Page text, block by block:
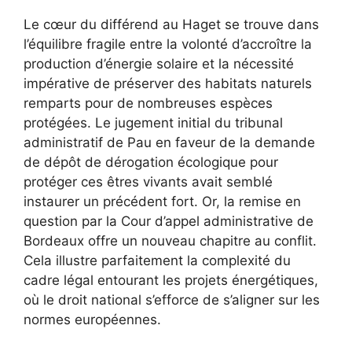
Le cœur du différend au Haget se trouve dans
l’équilibre fragile entre la volonté d’accroître la
production d’énergie solaire et la nécessité
impérative de préserver des habitats naturels
remparts pour de nombreuses espèces
protégées. Le jugement initial du tribunal
administratif de Pau en faveur de la demande
de dépôt de dérogation écologique pour
protéger ces êtres vivants avait semblé
instaurer un précédent fort. Or, la remise en
question par la Cour d’appel administrative de
Bordeaux offre un nouveau chapitre au conflit.
Cela illustre parfaitement la complexité du
cadre légal entourant les projets énergétiques,
où le droit national s’efforce de s’aligner sur les
normes européennes.